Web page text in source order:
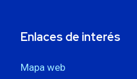
Enlaces de interés
Mapa web